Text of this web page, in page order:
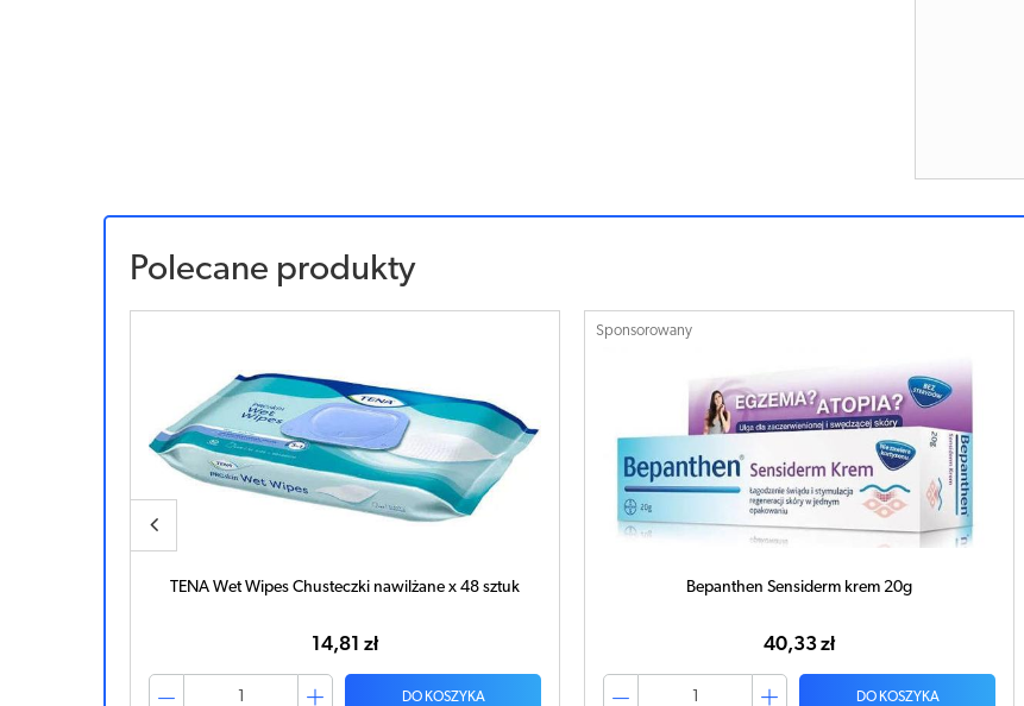
Polecane produkty
Bepanthen Sensiderm krem 20g
40,33 zł
DO KOSZYKA
APTEO Chusteczki pielęgnacyjne rozmiar XXL x 80
21,24 zł
DO KOSZYKA